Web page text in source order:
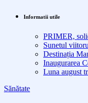
Informatii utile
PRIMER,
Sunetul
Destinația
Inaugurarea
Luna august
Sănătate